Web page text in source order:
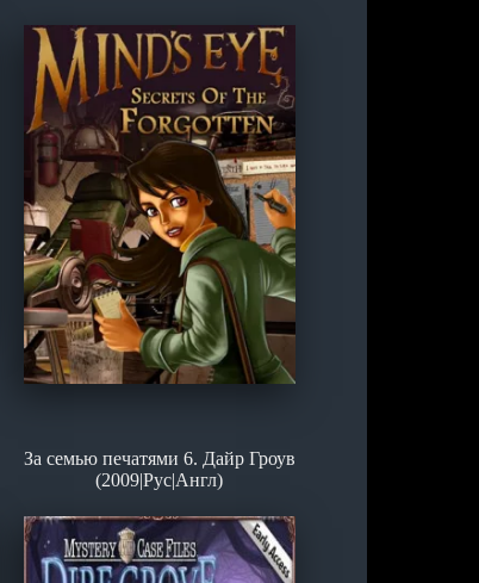
За семью печатями 6. Дайр Гроув
(2009|Рус|Англ)